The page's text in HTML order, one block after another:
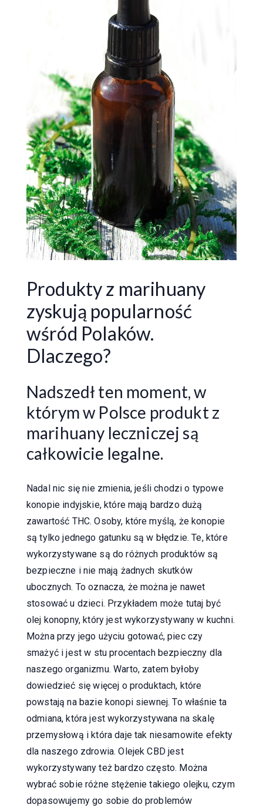
Produkty z marihuany
zyskują popularność
wśród Polaków.
Dlaczego?
Nadszedł ten moment, w
którym w Polsce produkt z
marihuany leczniczej są
całkowicie legalne.
Nadal nic się nie zmienia, jeśli chodzi o typowe
konopie indyjskie, które mają bardzo dużą
zawartość THC. Osoby, które myślą, że konopie
są tylko jednego gatunku są w błędzie. Te, które
wykorzystywane są do różnych produktów są
bezpieczne i nie mają żadnych skutków
ubocznych. To oznacza, że można je nawet
stosować u dzieci. Przykładem może tutaj być
olej konopny, który jest wykorzystywany w kuchni.
Można przy jego użyciu gotować, piec czy
smażyć i jest w stu procentach bezpieczny dla
naszego organizmu. Warto, zatem byłoby
dowiedzieć się więcej o produktach, które
powstają na bazie konopi siewnej. To właśnie ta
odmiana, która jest wykorzystywana na skalę
przemysłową i która daje tak niesamowite efekty
dla naszego zdrowia. Olejek CBD jest
wykorzystywany też bardzo często. Można
wybrać sobie różne stężenie takiego olejku, czym
dopasowujemy go sobie do problemów